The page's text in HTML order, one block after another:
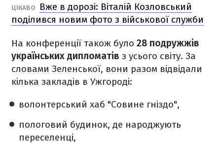
ЦІКАВО
Вже в дорозі: Віталій Козловський
поділився новим фото з військової служби
На конференції також було 28 подружжів
українських дипломатів з усього світу. За
словами Зеленської, вони разом відвідали
кілька закладів в Ужгороді:
волонтерський хаб "Совине гніздо",
пологовий будинок, де народжують
переселенці,